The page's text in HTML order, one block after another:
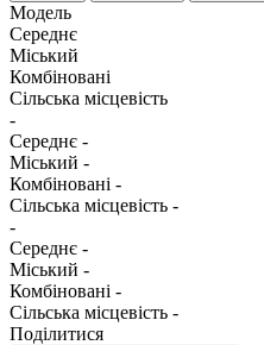
Модель
Середнє
Міський
Комбіновані
Сільська місцевість
-
Середнє -
Міський -
Комбіновані -
Сільська місцевість -
-
Середнє -
Міський -
Комбіновані -
Сільська місцевість -
Поділитися